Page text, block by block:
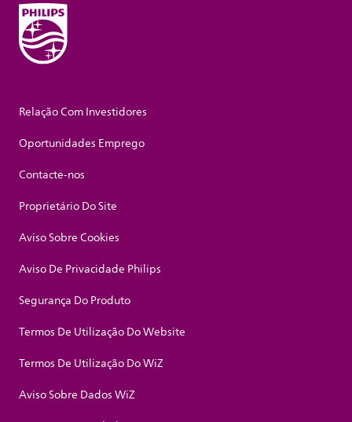
Relação Com Investidores
Oportunidades Emprego
Contacte-nos
Proprietário Do Site
Aviso Sobre Cookies
Aviso De Privacidade Philips
Segurança Do Produto
Termos De Utilização Do Website
Termos De Utilização Do WiZ
Aviso Sobre Dados WiZ